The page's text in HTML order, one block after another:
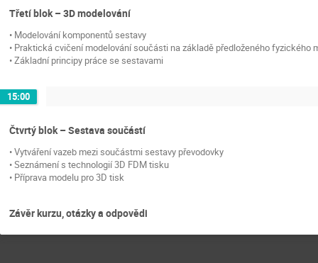
Třetí blok – 3D modelování
• Modelování komponentů sestavy
• Praktická cvičení modelování součásti na základě předloženého fyzického
• Základní principy práce se sestavami
15:00
Čtvrtý blok – Sestava součástí
• Vytváření vazeb mezi součástmi sestavy převodovky
• Seznámení s technologií 3D FDM tisku
• Příprava modelu pro 3D tisk
Závěr kurzu, otázky a odpovědi